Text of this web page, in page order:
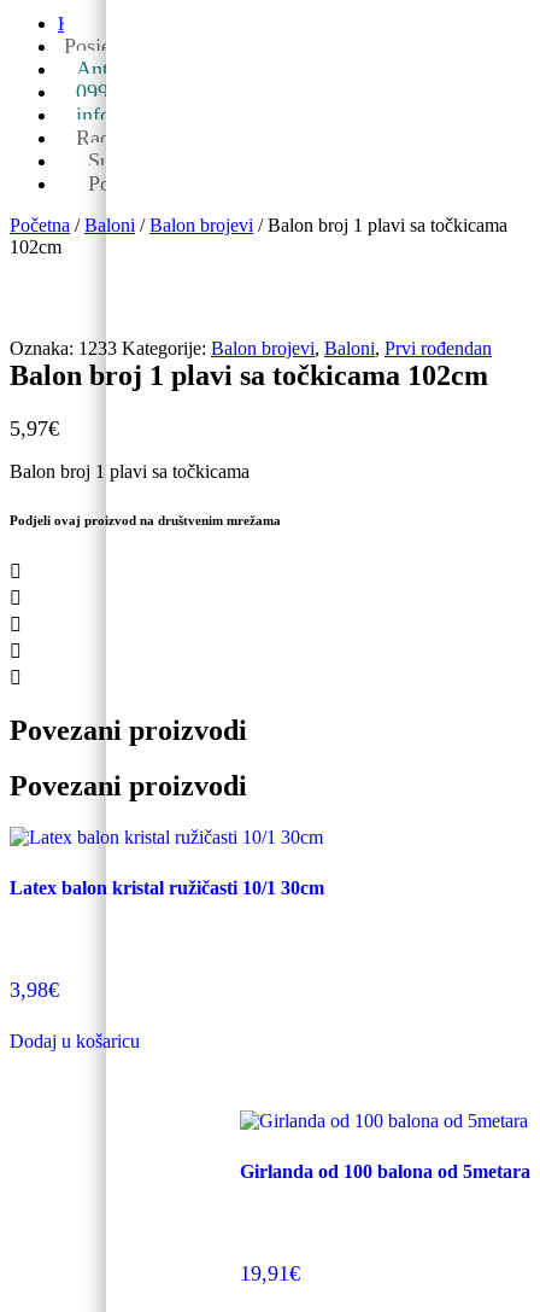
Kontakt
Posjetite nas u maloprodaji
Ante Starčevića 5A, Koprivnica ->
099 590 2450
info@partyshopbaloncic.hr
Radno vrijeme
Sub: 08-13
Pon-pet: 09-19
Početna /Baloni /Balon brojevi / Balon broj 1 plavi sa točkicama
102cm
Oznaka: 1233 Kategorije: Balon brojevi, Baloni, Prvi rođendan
Balon broj 1 plavi sa točkicama 102cm
5,97€
Balon broj 1 plavi sa točkicama
Podjeli ovaj proizvod na društvenim mrežama
Povezani proizvodi
Povezani proizvodi
Latex balon kristal ružičasti 10/1 30cm
3,98€
Dodaj u košaricu
Girlanda od 100 balona od 5metara
19,91€